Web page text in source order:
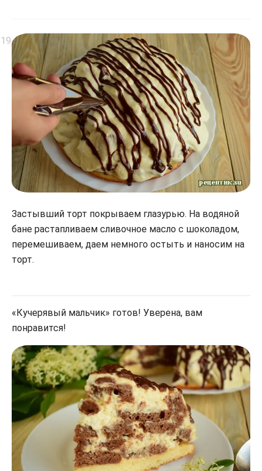
Застывший торт покрываем глазурью. На водяной
бане растапливаем сливочное масло с шоколадом,
перемешиваем, даем немного остыть и наносим на
торт.
«Кучерявый мальчик» готов! Уверена, вам
понравится!